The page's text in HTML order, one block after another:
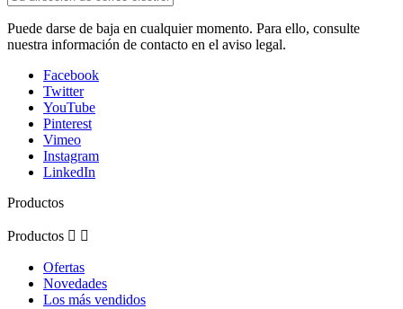
Puede darse de baja en cualquier momento. Para ello, consulte
nuestra información de contacto en el aviso legal.
Facebook
Twitter
YouTube
Pinterest
Vimeo
Instagram
LinkedIn
Productos
Productos  
Ofertas
Novedades
Los más vendidos